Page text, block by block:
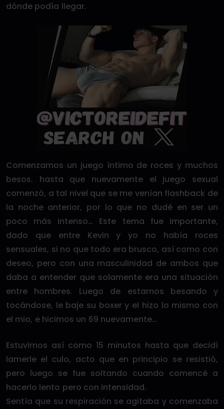
dónde podía llegar.
Comenzamos un juego íntimo de roces y muchos
besos. hasta que nuevamente el juego sexual
comenzó, a tal nivel que se me venían flashback de
la noche anterior, por lo que no dudé en ser un
poco más intenso… Este tema fue importante,
dado que entre Kevin y yo no había roces
sensuales, si no que todo era brusco, así como con
deseo, pero con una masculinidad de ambos que
daba a entender que solamente era una situación
entre hombres. Luego de estarnos besando y
tocándose, le baje su boxer y el hizo lo mismo con
el mio, e hicimos un 69 nuevamente…
Estuvimos así como 15 minutos hasta que decidí
lamerle el culo, acto que en principio se resistió,
pero luego se fue soltando cuando comencé a
hacerlo lento pero con intensidad.
Sentía que su respiración se agitaba y comenzaba